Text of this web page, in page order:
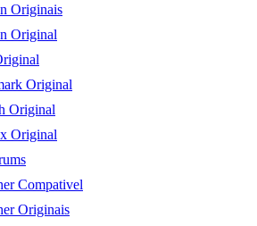
Originais
Original
Original
Original
Original
Compativel
Originais